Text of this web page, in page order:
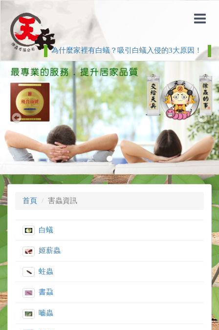
為什麼家裡有白蟻？吸引白蟻入侵的3大原因！
Previous
首頁 害蟲資訊
白蟻
姬薪蟲
蛀蟲
書蝨
嚙蟲